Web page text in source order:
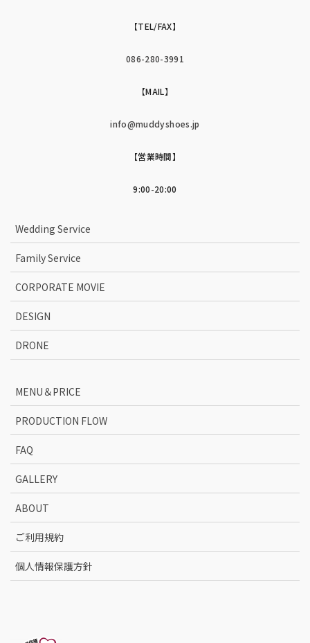
【TEL/FAX】
086-280-3991
【MAIL】
info@muddyshoes.jp
【営業時間】
9:00-20:00
Wedding Service
Family Service
CORPORATE MOVIE
DESIGN
DRONE
MENU＆PRICE
PRODUCTION FLOW
FAQ
GALLERY
ABOUT
ご利用規約
個人情報保護方針